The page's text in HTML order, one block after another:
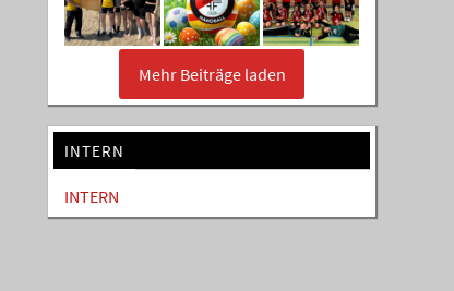
Mehr Beiträge laden
INTERN
INTERN